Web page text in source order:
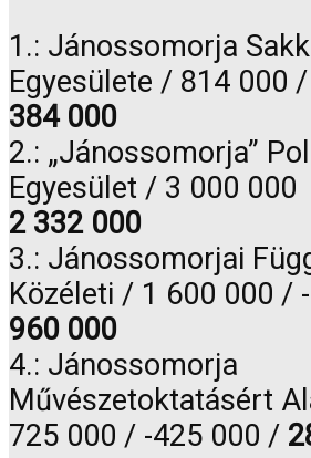
1.: Jánossomorja
Egyesülete / 814 000
384 000
2.: „Jánossomorja”
Egyesület / 3 000
2 332 000
3.: Jánossomorjai
Közéleti / 1 600 000 /
960 000
4.: Jánossomorja
Művészetoktatásért
725 000 / -425 000 /